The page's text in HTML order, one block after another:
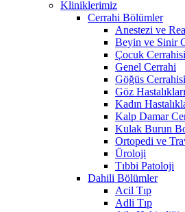
Kliniklerimiz
Cerrahi Bölümler
Anestezi ve
Beyin ve Sinir
Çocuk Cerrahisi
Genel Cerrahi
Göğüs Cerrahisi
Göz Hastalıkları
Kadın
Kalp Damar
Kulak Burun
Ortopedi ve
Üroloji
Tıbbi Patoloji
Dahili Bölümler
Acil Tıp
Adli Tıp